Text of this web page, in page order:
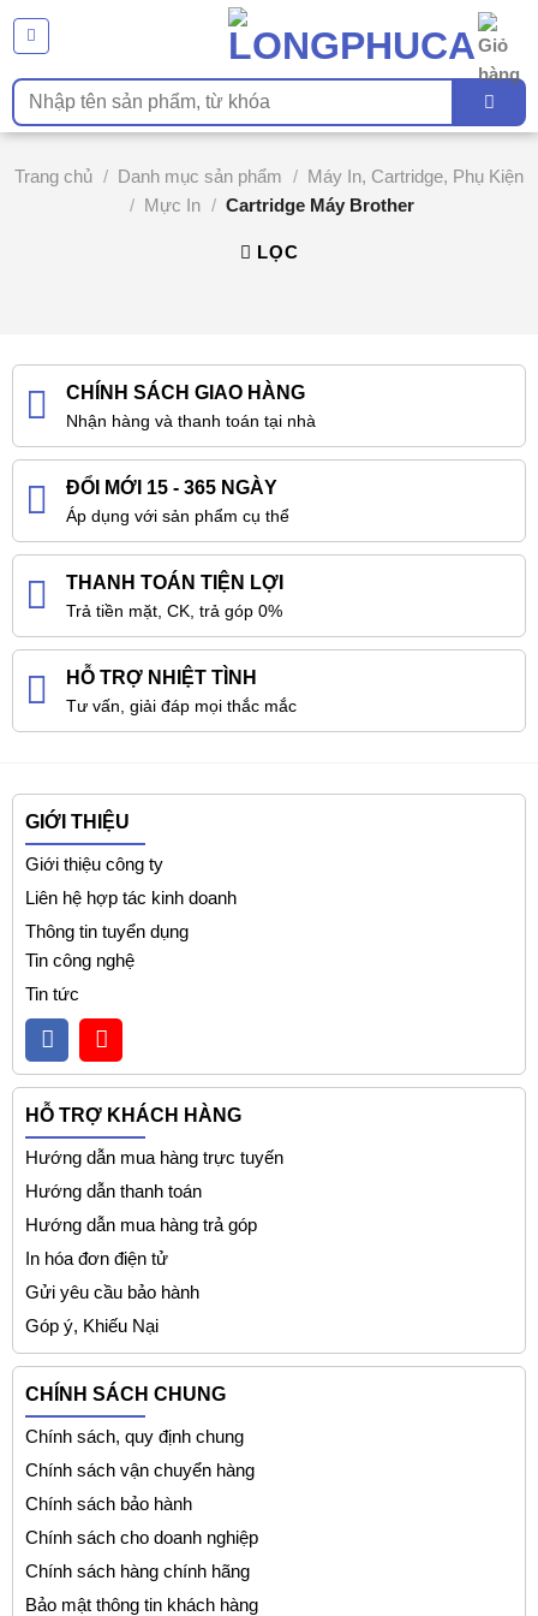
dung
Tìm
kiếm:
Trang chủ / Danh mục sản phẩm / Máy In, Cartridge, Phụ Kiện
/ Mực In / Cartridge Máy Brother
LỌC
CHÍNH SÁCH GIAO HÀNG
Nhận hàng và thanh toán tại nhà
ĐỔI MỚI 15 - 365 NGÀY
Áp dụng với sản phẩm cụ thể
THANH TOÁN TIỆN LỢI
Trả tiền mặt, CK, trả góp 0%
HỖ TRỢ NHIỆT TÌNH
Tư vấn, giải đáp mọi thắc mắc
GIỚI THIỆU
Giới thiệu công ty
Liên hệ hợp tác kinh doanh
Thông tin tuyển dụng
Tin công nghệ
Tin tức
HỖ TRỢ KHÁCH HÀNG
Hướng dẫn mua hàng trực tuyến
Hướng dẫn thanh toán
Hướng dẫn mua hàng trả góp
In hóa đơn điện tử
Gửi yêu cầu bảo hành
Góp ý, Khiếu Nại
CHÍNH SÁCH CHUNG
Chính sách, quy định chung
Chính sách vận chuyển hàng
Chính sách bảo hành
Chính sách cho doanh nghiệp
Chính sách hàng chính hãng
Bảo mật thông tin khách hàng